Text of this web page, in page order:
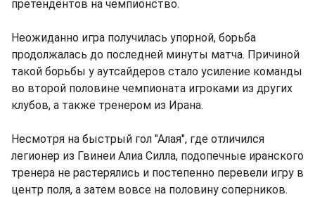
претендентов на чемпионство.
Неожиданно игра получилась упорной, борьба
продолжалась до последней минуты матча. Причиной
такой борьбы у аутсайдеров стало усиление команды
во второй половине чемпионата игроками из других
клубов, а также тренером из Ирана.
Несмотря на быстрый гол "Алая", где отличился
легионер из Гвинеи Алиа Силла, подопечные иранского
тренера не растерялись и постепенно перевели игру в
центр поля, а затем вовсе на половину соперников.